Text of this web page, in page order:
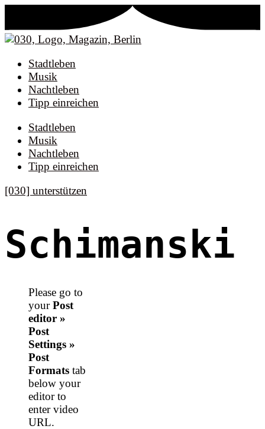
Stadtleben
Musik
Nachtleben
Tipp einreichen
Stadtleben
Musik
Nachtleben
Tipp einreichen
[030] unterstützen
Schimanski
Please go to
yourPost
editor »
Post
Settings »
Post
Formats tab
below your
editor to
enter video
URL.